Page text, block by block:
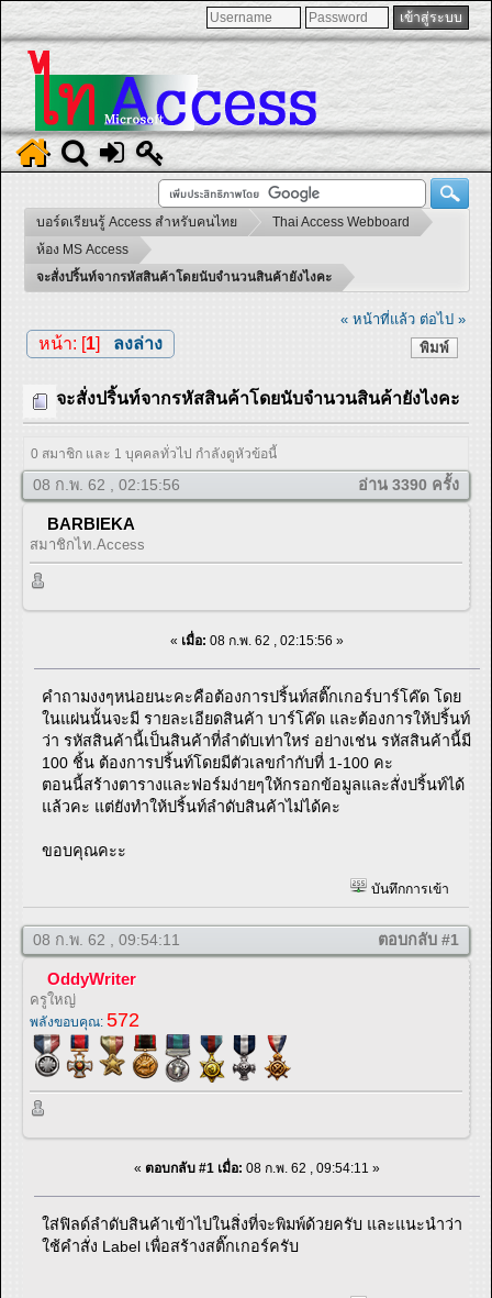
บอร์ดเรียนรู้ Access สำหรับคนไทย
Thai Access Webboard
ห้อง MS Access
จะสั่งปริ้นท์จากรหัสสินค้าโดยนับจำนวนสินค้ายังไงคะ
« หน้าที่แล้ว ต่อไป »
พิมพ์
หน้า: [1] ลงล่าง
จะสั่งปริ้นท์จากรหัสสินค้าโดยนับจำนวนสินค้ายังไงคะ
0 สมาชิก และ 1 บุคคลทั่วไป กำลังดูหัวข้อนี้
08 ก.พ. 62 , 02:15:56 อ่าน 3390 ครั้ง
BARBIEKA
สมาชิกไท.Access
« เมื่อ: 08 ก.พ. 62 , 02:15:56 »
คำถามงงๆหน่อยนะคะคือต้องการปริ้นท์สติ๊กเกอร์บาร์โค๊ด โดย
ในแผ่นนั้นจะมี รายละเอียดสินค้า บาร์โค๊ด และต้องการให้ปริ้นท์
ว่า รหัสสินค้านี้เป็นสินค้าที่ลำดับเท่าใหร่ อย่างเช่น รหัสสินค้านี้มี
100 ชิ้น ต้องการปริ้นท์โดยมีตัวเลขกำกับที่ 1-100 คะ
ตอนนี้สร้างตารางและฟอร์มง่ายๆให้กรอกข้อมูลและสั่งปริ้นท์ได้
แล้วคะ แต่ยังทำให้ปริ้นท์ลำดับสินค้าไม่ได้คะ
ขอบคุณคะะ
บันทึกการเข้า
08 ก.พ. 62 , 09:54:11 ตอบกลับ #1
OddyWriter
ครูใหญ่
พลังขอบคุณ: 572
« ตอบกลับ #1 เมื่อ: 08 ก.พ. 62 , 09:54:11 »
ใส่ฟิลด์ลำดับสินค้าเข้าไปในสิ่งที่จะพิมพ์ด้วยครับ และแนะนำว่า
ใช้คำสั่ง Label เพื่อสร้างสติ๊กเกอร์ครับ